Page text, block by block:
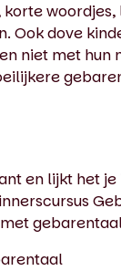
Ook dove
niet met hun
en lijkt het